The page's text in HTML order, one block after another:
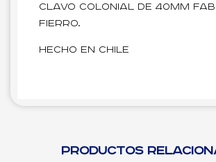
Clavo colonial de 40mm
fierro.
Hecho en Chile
Productos